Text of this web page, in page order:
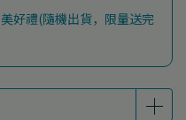
好禮(隨機出貨，限量送完